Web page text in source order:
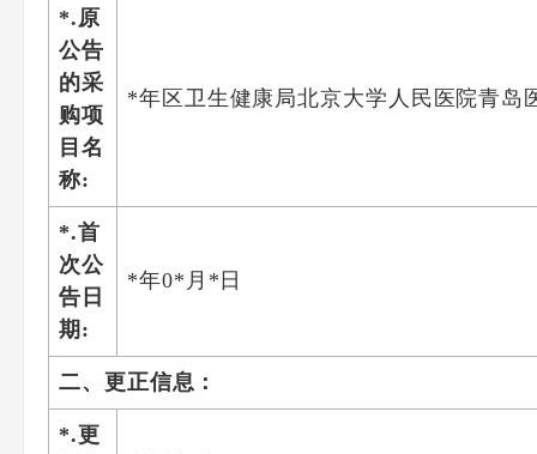
*.原
公告
的采
购项
目名
称:
*年区卫生健康局北京大学人民医院青岛
*.首
次公
告日
期:
*年0*月*日
二、更正信息：
*.更